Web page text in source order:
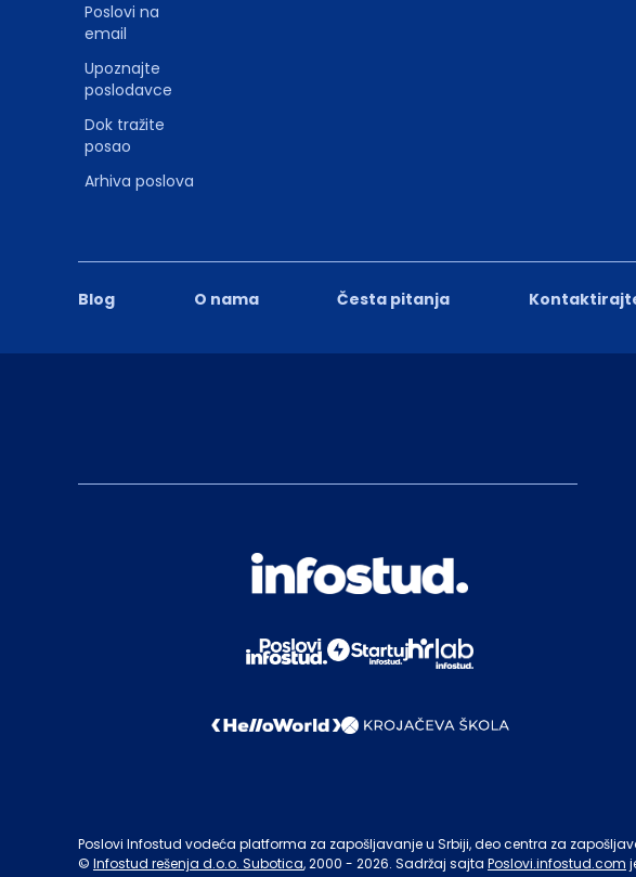
Blog O nama Česta pitanja
Poslovi na
email
Upoznajte
poslodavce
Dok tražite
posao
Arhiva poslova
Poslovi Infostud vodeća platforma za zapošljavanje u Srbiji, deo centra za
© Infostud rešenja d.o.o. Subotica, 2000 - 2026. Sadržaj sajta Poslovi.infostud.com